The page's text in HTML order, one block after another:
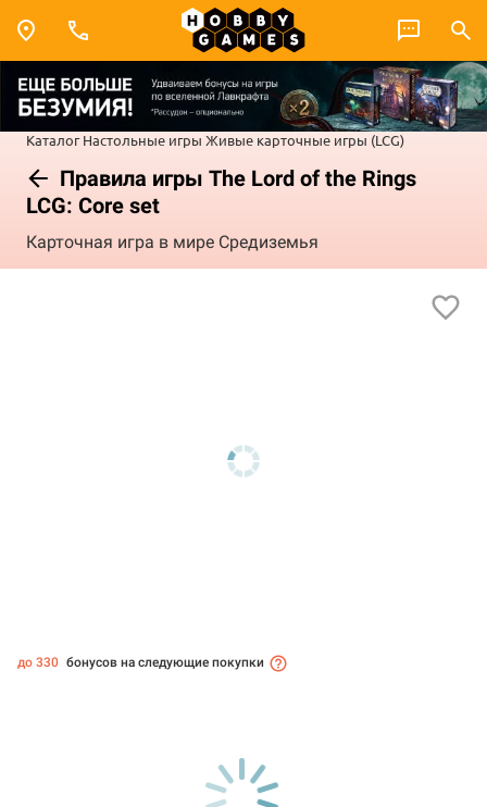
Каталог Настольные игры Живые карточные игры (LCG)
Правила игры The Lord of the Rings
LCG: Core set
Карточная игра в мире Средиземья
до 330 бонусов на следующие покупки